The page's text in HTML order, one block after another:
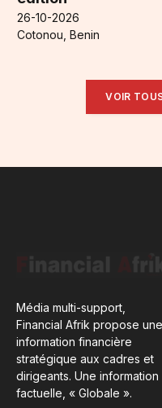
26-10-2026
Cotonou, Benin
VOIR
Média multi-support,
Financial Afrik propose une
information financière
stratégique aux cadres et
dirigeants. Une information
factuelle, « Globale ».